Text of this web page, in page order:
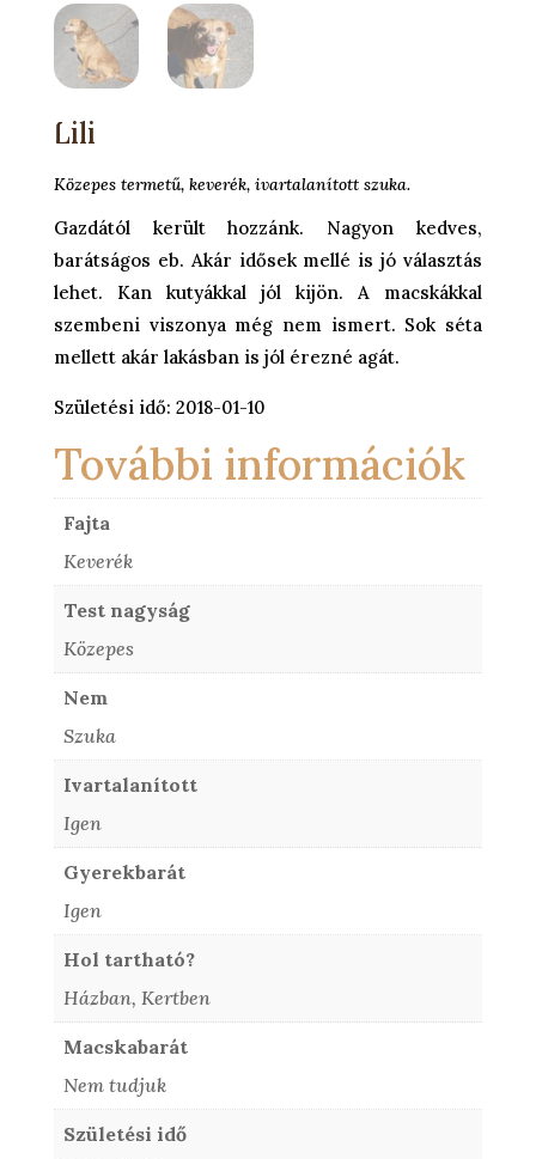
Lili
Közepes termetű, keverék, ivartalanított szuka.
Gazdától került hozzánk. Nagyon kedves,
barátságos eb. Akár idősek mellé is jó választás
lehet. Kan kutyákkal jól kijön. A macskákkal
szembeni viszonya még nem ismert. Sok séta
mellett akár lakásban is jól érezné agát.
Születési idő: 2018-01-10
További információk
Fajta
Keverék
Test nagyság
Közepes
Nem
Szuka
Ivartalanított
Igen
Gyerekbarát
Igen
Hol tartható?
Házban, Kertben
Macskabarát
Nem tudjuk
Születési idő